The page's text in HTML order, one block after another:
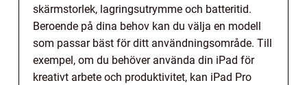
skärmstorlek, lagringsutrymme och batteritid.
Beroende på dina behov kan du välja en modell
som passar bäst för ditt användningsområde. Till
exempel, om du behöver använda din iPad för
kreativt arbete och produktivitet, kan iPad Pro